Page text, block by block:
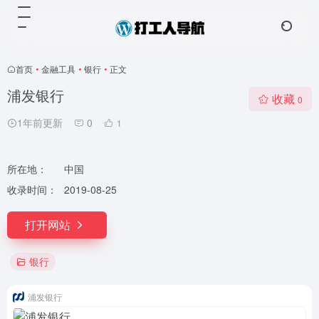
首页 • 金融工具 • 银行 • 正文
浦发银行
1年前更新 0 1
收藏 0
所在地：
中国
收录时间：
2019-08-25
打开网站
银行
浦发银行